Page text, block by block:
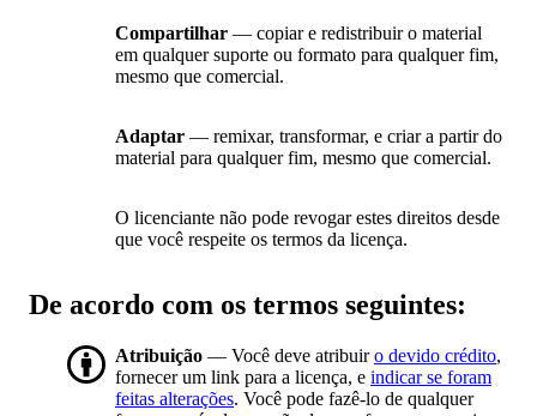
Compartilhar — copiar e redistribuir o material
em qualquer suporte ou formato para qualquer fim,
mesmo que comercial.
Adaptar — remixar, transformar, e criar a partir do
material para qualquer fim, mesmo que comercial.
O licenciante não pode revogar estes direitos desde
que você respeite os termos da licença.
De acordo com os termos seguintes:
Atribuição — Você deve atribuiro devido crédito,
fornecer um link para a licença, e indicar se foram
feitas alterações. Você pode fazê-lo de qualquer